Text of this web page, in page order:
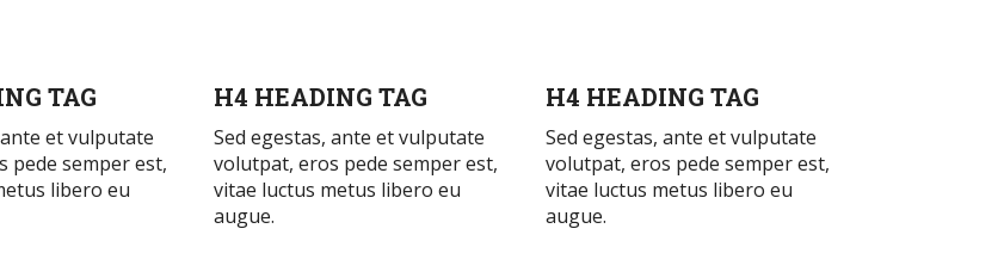
TAG
et vulputate
pede semper est,
libero eu
H4 HEADING TAG
Sed egestas, ante et vulputate
volutpat, eros pede semper est,
vitae luctus metus libero eu
augue.
H4 HEADING TAG
Sed egestas, ante et vulputate
volutpat, eros pede semper est,
vitae luctus metus libero eu
augue.